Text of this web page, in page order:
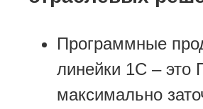
Программные
линейки 1С – это
максимально